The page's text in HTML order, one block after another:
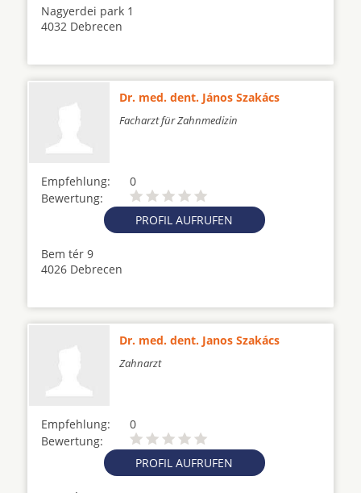
Nagyerdei park 1
4032 Debrecen
Dr. med. dent. János Szakács
Facharzt für Zahnmedizin
Empfehlung:
0
Bewertung:
PROFIL AUFRUFEN
Bem tér 9
4026 Debrecen
Dr. med. dent. Janos Szakács
Zahnarzt
Empfehlung:
0
Bewertung:
PROFIL AUFRUFEN